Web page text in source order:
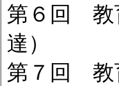
第６回 教
達）
第７回 教